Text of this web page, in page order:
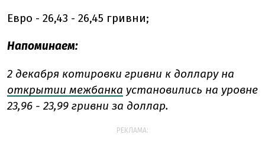
Евро - 26,43 - 26,45 гривни;
Напоминаем:
2 декабря котировки гривни к доллару на
открытии межбанка установились на уровне
23,96 - 23,99 гривни за доллар.
РЕКЛАМА: